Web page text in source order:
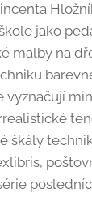
jako
malby na
vyznačují
škály